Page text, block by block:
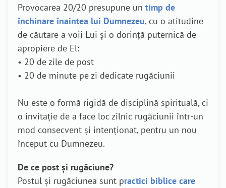
Provocarea 20/20 presupune un timp de
închinare înaintea lui Dumnezeu, cu o atitudine
de căutare a voii Lui și o dorință puternică de
apropiere de El:
• 20 de zile de post
• 20 de minute pe zi dedicate rugăciunii
Nu este o formă rigidă de disciplină spirituală, ci
o invitație de a face loc zilnic rugăciunii într-un
mod consecvent și intenționat, pentru un nou
început cu Dumnezeu.
De ce post și rugăciune?
Postul și rugăciunea sunt practici biblice care